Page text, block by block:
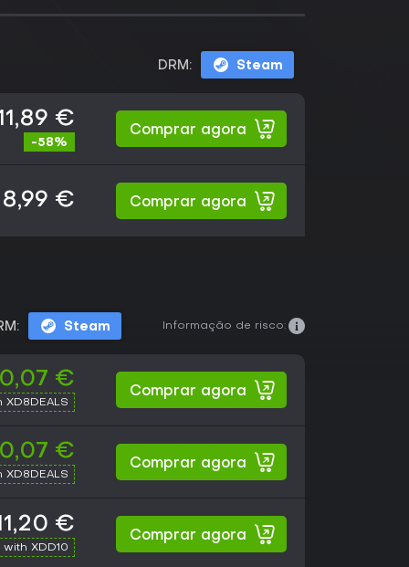
DRM: Steam
€
-58%
Comprar agora
€ Comprar agora
Steam Informação de risco:
€
Comprar agora
€
Comprar agora
€
with XDD10
Comprar agora